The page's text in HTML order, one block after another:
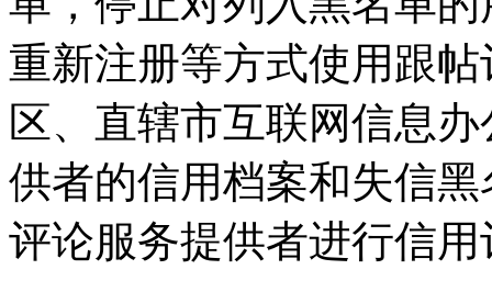
重新注册等方式使用跟
区、直辖市互联网信息
供者的信用档案和失信
评论服务提供者进行信用